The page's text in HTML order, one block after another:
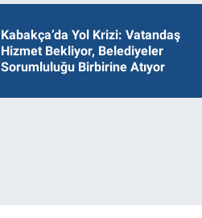
Kabakça’da Yol Krizi: Vatandaş
Hizmet Bekliyor, Belediyeler
Sorumluluğu Birbirine Atıyor